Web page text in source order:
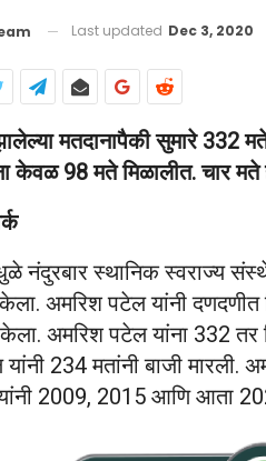
Last updated Dec 3, 2020
मतदानापैकी सुमारे 332
केवळ 98 मते मिळालीत. चार
नंदुरबार स्थानिक स्वराज्य
अमरिश पटेल यांनी
अमरिश पटेल यांना 332 तर
234 मतांनी बाजी मारली.
2009, 2015 आणि आता